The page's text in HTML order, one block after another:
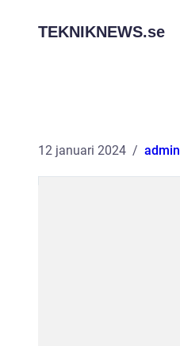
TEKNIKNEWS.se
12 januari 2024 admin